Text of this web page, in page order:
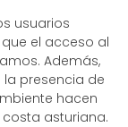
usuarios
el acceso al
Además,
presencia de
hacen
asturiana.